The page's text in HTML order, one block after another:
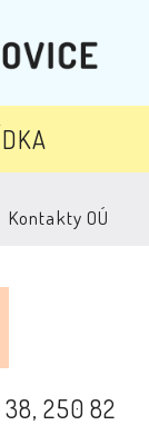
Kontakty OÚ
250 82